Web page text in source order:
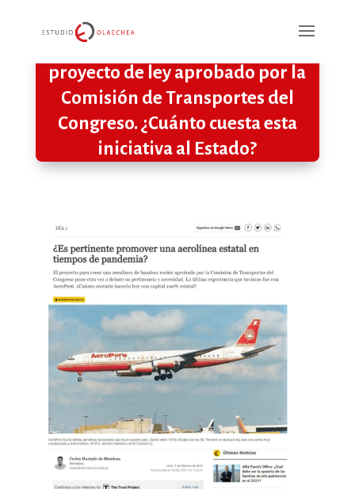
Opinión: Sobre el reciente
proyecto de ley aprobado por la
Comisión de Transportes del
Congreso. ¿Cuánto cuesta esta
iniciativa al Estado?